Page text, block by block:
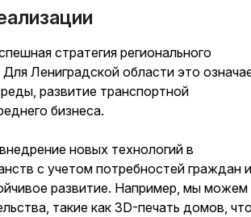
стратегия регионального
Лениградской области это
развитие транспортной
бизнеса.
новых технологий в
с учетом потребностей граждан и
развитие. Например, мы можем
такие как 3D-печать домов, что